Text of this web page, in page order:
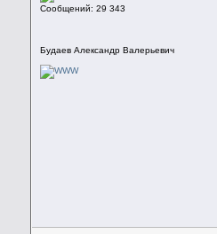
Сообщений: 29 343
Будаев Александр Валерьевич